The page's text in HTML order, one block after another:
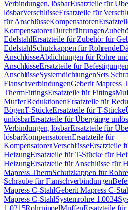
Verbindungen, lösbarErsatzteile für
lösbarVerschlüsseErsatzteile für
für AnschlüsseKompensatoren
KompensatorenDurchführungen
EdelstahlErsatzteile für Zubehör für
EdelstahlSchutzkappen für Rohrende
AnschlüsseAbdichtungen für Rohre
AnschlüsseErsatzteile für
AnschlüsseSystemdichtungenSets
FlanschverbindungenGeberit Mapress
ThermFittingsErsatzteile für Fittings
MuffenReduktionenErsatzteile für
BögenT-StückeErsatzteile für T-Stücke
unlösbarErsatzteile für Übergänge
Verbindungen, lösbarErsatzteile für
lösbarKompensatorenErsatzteile für
KompensatorenVerschlüsseErsatzteile
HeizungErsatzteile für T-Stücke für
HeizungErsatzteile für Anschlüsse für
Mapress ThermSchutzkappen für
Schraube für Flanschverbindungen
Mapress C-StahlGeberit Mapress C-
Mapress C-StahlSystemrohre 1.0034
1.0215RohrnippelMuffenErsatzteile für